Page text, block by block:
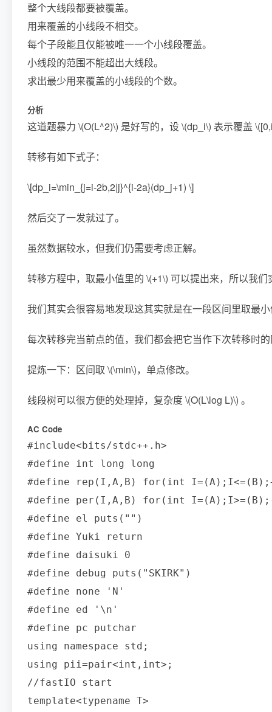
整个大线段都要被覆盖。
用来覆盖的小线段不相交。
每个子段能且仅能被唯一一个小线段覆盖。
小线段的范围不能超出大线段。
求出最少用来覆盖的小线段的个数。
分析
这道题暴力 \(O(L^2)\) 是好写的，设\(dp_i\) 表示覆盖
转移有如下式子：
\[dp_i=\min_{j=i-2b,2|j}^{i-2a}(dp_j+1) \]
然后交了一发就过了。
虽然数据较水，但我们仍需要考虑正解。
转移方程中，取最小值里的 \(+1\) 可以提出来，所以我
我们其实会很容易地发现这其实就是在一段区间里取最
每次转移完当前点的值，我们都会把它当作下次转移时
提炼一下：区间取 \(\min\)，单点修改。
线段树可以很方便的处理掉，复杂度\(O(L\log L)\) 。
AC Code
#include<bits/stdc++.h>
#define int long long
#define rep(I,A,B) for(int
#define per(I,A,B) for(int
#define el puts("")
#define Yuki return
#define daisuki 0
#define debug puts("SKIRK")
#define none 'N'
#define ed '\n'
#define pc putchar
using namespace std;
using pii=pair<int,int>;
//fastIO start
template<typename T>